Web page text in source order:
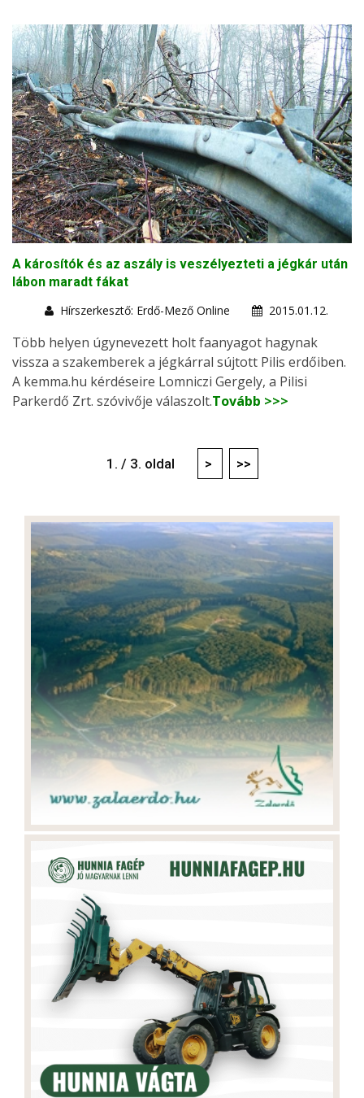
A károsítók és az aszály is veszélyezteti a jégkár után
lábon maradt fákat
Hírszerkesztő: Erdő-Mező Online
2015.01.12.
Több helyen úgynevezett holt faanyagot hagynak
vissza a szakemberek a jégkárral sújtott Pilis erdőiben.
A kemma.hu kérdéseire Lomniczi Gergely, a Pilisi
Parkerdő Zrt. szóvivője válaszolt.Tovább >>>
1. / 3. oldal > >>